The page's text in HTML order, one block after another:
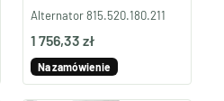
Alternator 815.520.180.211
1 756,33 zł
Na zamówienie